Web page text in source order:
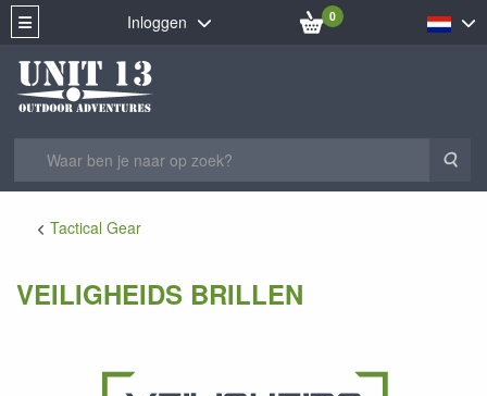
Inloggen 0
Tactical Gear
VEILIGHEIDS BRILLEN